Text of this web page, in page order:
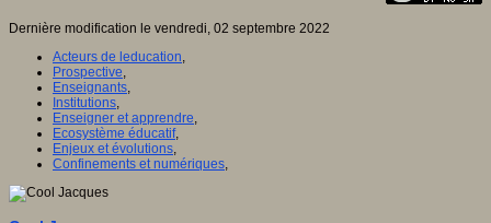
Dernière modification le vendredi, 02 septembre 2022
Acteurs de leducation,
Prospective,
Enseignants,
Institutions,
Enseigner et apprendre,
Ecosystème éducatif,
Enjeux et évolutions,
Confinements et numériques,